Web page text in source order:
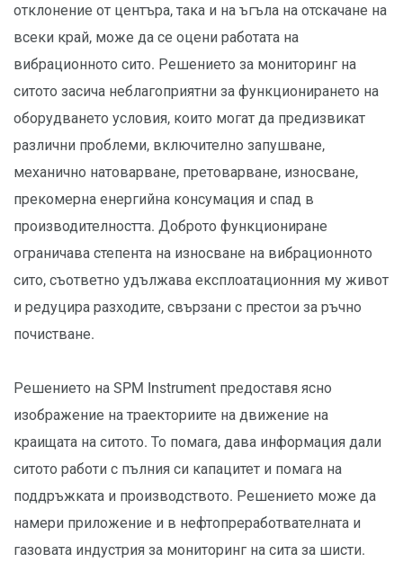
отклонение от центъра, така и на ъгъла на отскачане на
всеки край, може да се оцени работата на
вибрационното сито. Решението за мониторинг на
ситото засича неблагоприятни за функционирането на
оборудването условия, които могат да предизвикат
различни проблеми, включително запушване,
механично натоварване, претоварване, износване,
прекомерна енергийна консумация и спад в
производителността. Доброто функциониране
ограничава степента на износване на вибрационното
сито, съответно удължава експлоатационния му живот
и редуцира разходите, свързани с престои за ръчно
почистване.
Решението на SPM Instrument предоставя ясно
изображение на траекториите на движение на
краищата на ситото. То помага, дава информация дали
ситото работи с пълния си капацитет и помага на
поддръжката и производството. Решението може да
намери приложение и в нефтопреработвателната и
газовата индустрия за мониторинг на сита за шисти.